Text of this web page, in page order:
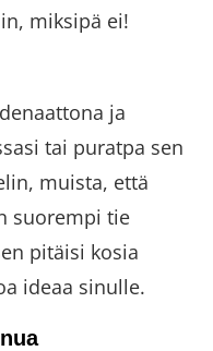
miksipä ei!
ja
tai puratpa sen
muista, että
suorempi tie
pitäisi kosia
ideaa sinulle.